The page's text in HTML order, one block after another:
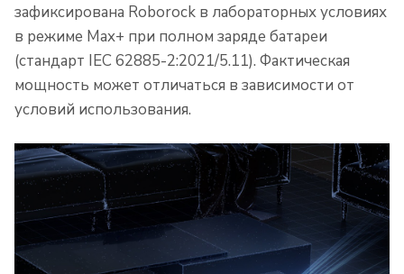
зафиксирована Roborock в лабораторных условиях
в режиме Max+ при полном заряде батареи
(стандарт IEC 62885-2:2021/5.11). Фактическая
мощность может отличаться в зависимости от
условий использования.